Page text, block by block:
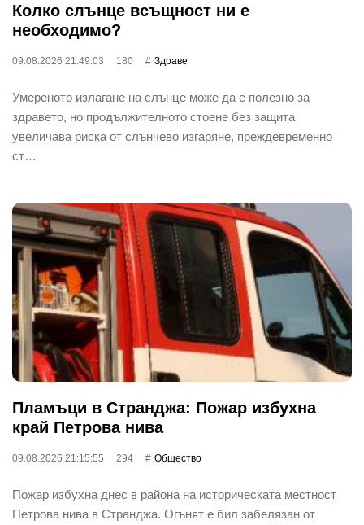
Колко слънце всъщност ни е
необходимо?
09.08.2026 21:49:03 180 Здраве
Умереното излагане на слънце може да е полезно за
здравето, но продължителното стоене без защита
увеличава риска от слънчево изгаряне, преждевременно
ст…
Пламъци в Странджа: Пожар избухна
край Петрова нива
09.08.2026 21:15:55 294 Общество
Пожар избухна днес в района на историческата местност
Петрова нива в Странджа. Огънят е бил забелязан от